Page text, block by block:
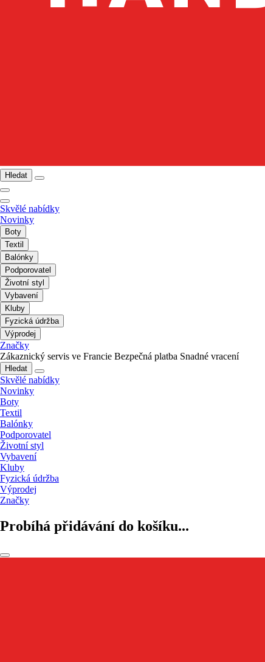
Hledat
Skvělé nabídky
Novinky
Boty
Textil
Balónky
Podporovatel
Životní styl
Vybavení
Kluby
Fyzická údržba
Výprodej
Značky
Zákaznický servis ve Francie Bezpečná platba Snadné vracení
Hledat
Skvělé nabídky
Novinky
Boty
Textil
Balónky
Podporovatel
Životní styl
Vybavení
Kluby
Fyzická údržba
Výprodej
Značky
Probíhá přidávání do košíku...